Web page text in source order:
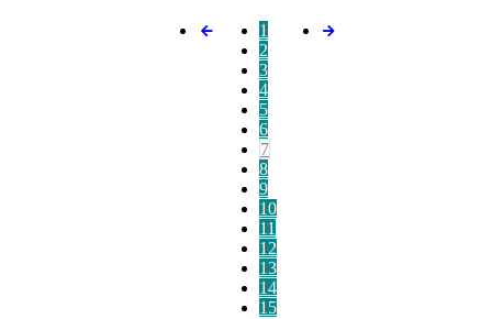
1
2
3
4
5
6
7
8
9
10
11
12
13
14
15